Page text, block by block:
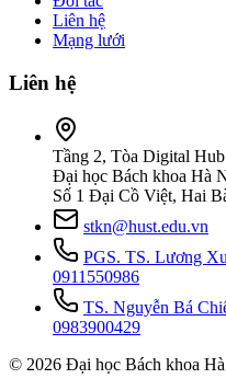
Liên hệ
Mạng lưới
Liên hệ
Tầng 2, Tòa Digital Hub
Đại học Bách khoa Hà
Số 1 Đại Cồ Việt, Hai
stkn@hust.edu.vn
PGS. TS. Lương
0911550986
TS. Nguyễn Bá
0983900429
© 2026 Đại học Bách khoa